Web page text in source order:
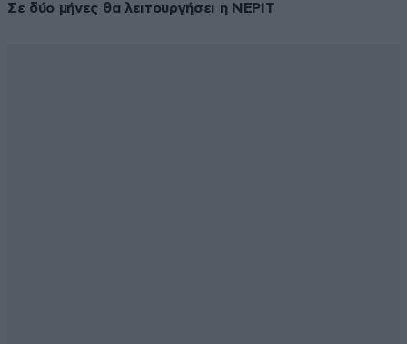
Σε δύο μήνες θα λειτουργήσει η ΝΕΡΙΤ